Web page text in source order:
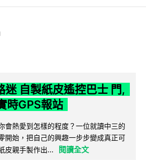
迷 自製紙皮遙控巴士 門,
時GPS報站
會熱愛到怎樣的程度？一位就讀中三的
開始，把自己的興趣一步步變成真正可
皮親手製作出...
閱讀全文